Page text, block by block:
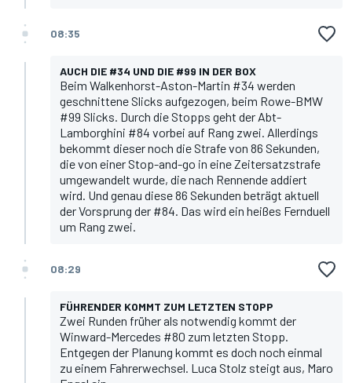
08:35
AUCH DIE #34 UND DIE #99 IN DER BOX
Beim Walkenhorst-Aston-Martin #34 werden
geschnittene Slicks aufgezogen, beim Rowe-BMW
#99 Slicks. Durch die Stopps geht der Abt-
Lamborghini #84 vorbei auf Rang zwei. Allerdings
bekommt dieser noch die Strafe von 86 Sekunden,
die von einer Stop-and-go in eine Zeitersatzstrafe
umgewandelt wurde, die nach Rennende addiert
wird. Und genau diese 86 Sekunden beträgt aktuell
der Vorsprung der #84. Das wird ein heißes Fernduell
um Rang zwei.
08:29
FÜHRENDER KOMMT ZUM LETZTEN STOPP
Zwei Runden früher als notwendig kommt der
Winward-Mercedes #80 zum letzten Stopp.
Entgegen der Planung kommt es doch noch einmal
zu einem Fahrerwechsel. Luca Stolz steigt aus, Maro